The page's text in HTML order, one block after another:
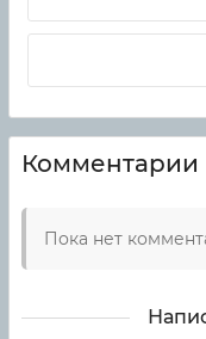
Комментарии
Пока нет